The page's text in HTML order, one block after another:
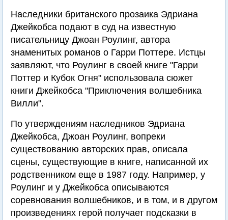
Наследники британского прозаика Эдриана
Джейкобса подают в суд на известную
писательницу Джоан Роулинг, автора
знаменитых романов о Гарри Поттере. Истцы
заявляют, что Роулинг в своей книге "Гарри
Поттер и Кубок Огня" использовала сюжет
книги Джейкобса "Приключения волшебника
Вилли".
По утверждениям наследников Эдриана
Джейкобса, Джоан Роулинг, вопреки
существованию авторских прав, описала
сцены, существующие в книге, написанной их
родственником еще в 1987 году. Например, у
Роулинг и у Джейкобса описываются
соревнования волшебников, и в том, и в другом
произведениях герой получает подсказки в